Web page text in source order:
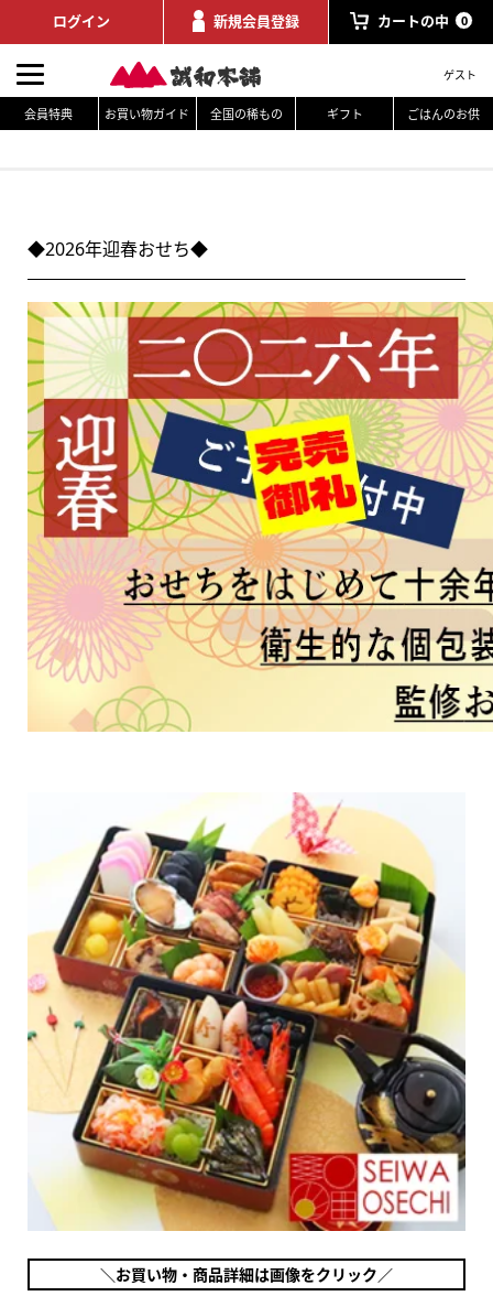
会員特典 お買い物ガイド 全国の稀もの ギフト ごはんのお供
ログイン 新規会員登録 カートの中 0
ゲスト
◆2026年迎春おせち◆
＼お買い物・商品詳細は画像をクリック／